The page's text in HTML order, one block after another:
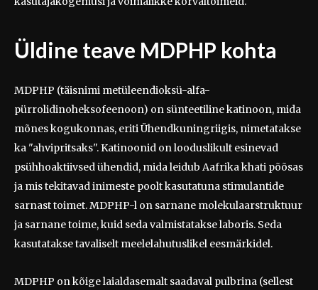
Üldine teave MDPHP kohta
MDPHP (täisnimi metüleendioksü-alfa-
pürrolidinoheksofeenoon) on sünteetiline katinoon, mida
mõnes kogukonnas, eriti Ühendkuningriigis, nimetatakse
ka "ahvipritsaks". Katinoonid on looduslikult esinevad
psühhoaktiivsed ühendid, mida leidub Aafrika khati põõsas
ja mis tekitavad inimeste poolt kasutatuna stimulantide
sarnast toimet. MDPHP-l on sarnane molekulaarstruktuur
ja sarnane toime, kuid seda valmistatakse laboris. Seda
kasutatakse tavaliselt meelelahutuslikel eesmärkidel.
MDPHP on kõige laialdasemalt saadaval pulbrina (sellest